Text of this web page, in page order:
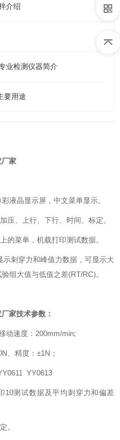
介绍
业检测仪器简介
要用途
厂家
晶显示屏，中文菜单显示。
、上行、下行、时间、标定。
菜单，机载打印测试数据。
刺穿力和峰值力数据，可显示大
组大值与低值之差(RT/RC)。
厂家技术参数：
速度：200mm/min;
精度：±1N；
YY0613
测试数据及平均刺穿力和偏差
。